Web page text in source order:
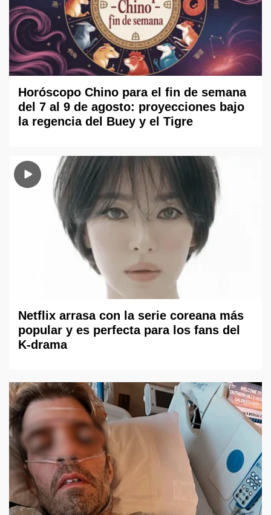
Horóscopo Chino para el fin de semana
del 7 al 9 de agosto: proyecciones bajo
la regencia del Buey y el Tigre
Netflix arrasa con la serie coreana más
popular y es perfecta para los fans del
K-drama